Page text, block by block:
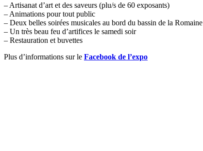
– Artisanat d’art et des saveurs (plu/s de 60 exposants)
– Animations pour tout public
– Deux belles soirées musicales au bord du bassin de la Romaine
– Un très beau feu d’artifices le samedi soir
– Restauration et buvettes
Plus d’informations sur le Facebook de l’expo